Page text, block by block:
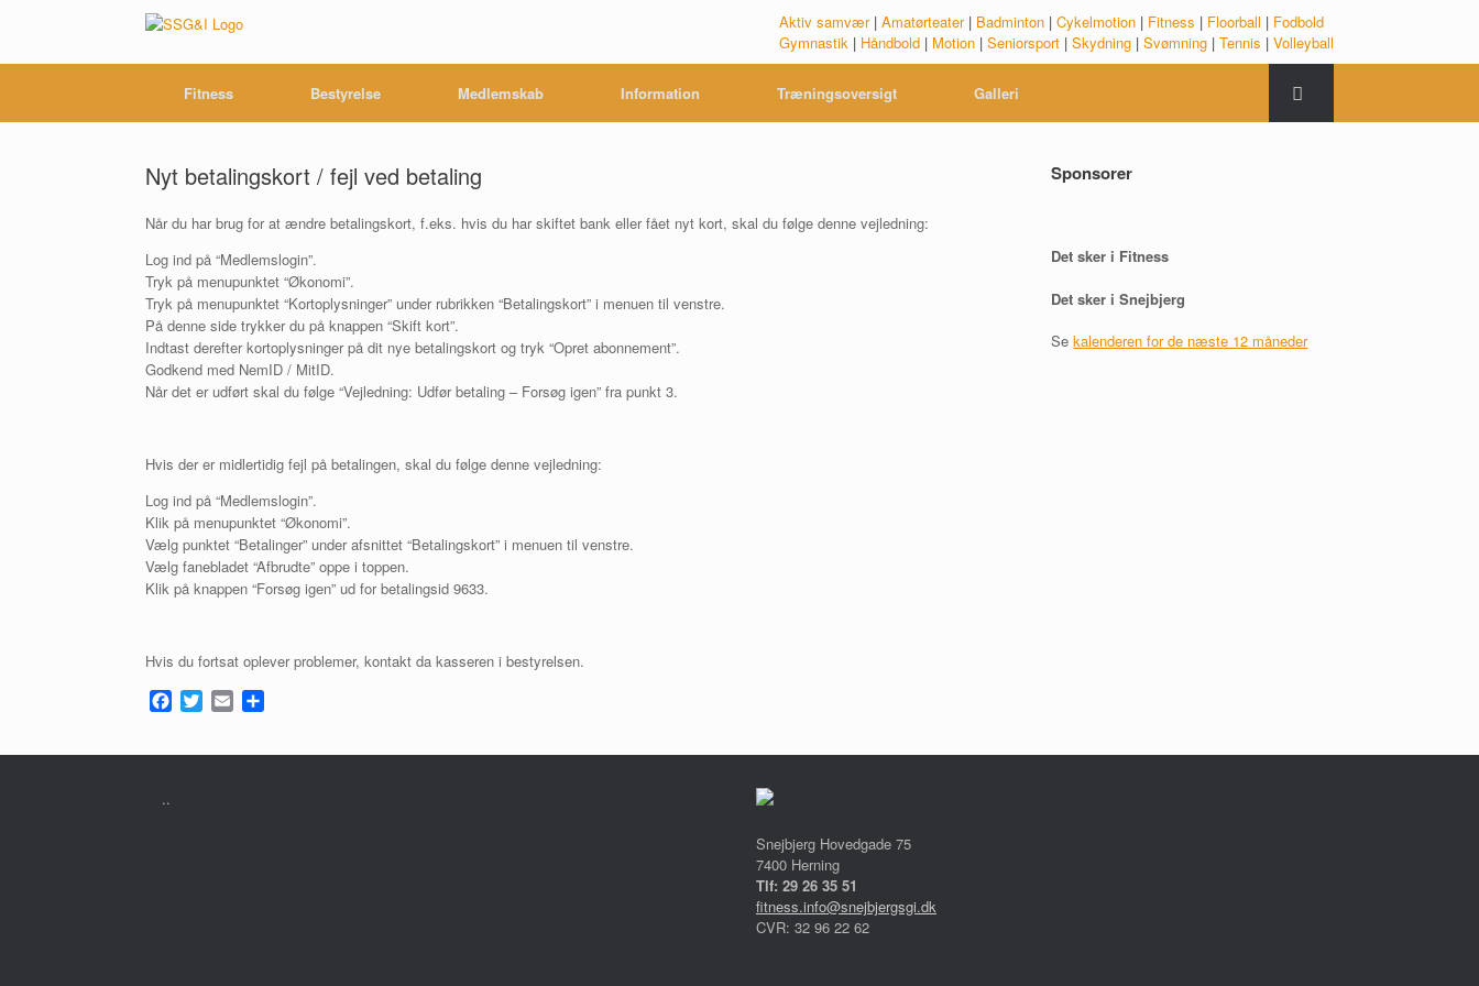
Aktiv samvær| Amatørteater| Badminton | Cykelmotion | Fitness | Floorball | Fodbold
Gymnastik | Håndbold | Motion | Seniorsport | Skydning | Svømning | Tennis | Volleyball
Fitness Bestyrelse Medlemskab Information Træningsoversigt Galleri
Nyt betalingskort / fejl ved betaling
Når du har brug for at ændre betalingskort, f.eks. hvis du har skiftet bank eller fået nyt kort, skal du følge denne vejledning:
Log ind på “Medlemslogin”.
Tryk på menupunktet “Økonomi”.
Tryk på menupunktet “Kortoplysninger” under rubrikken “Betalingskort” i menuen til venstre.
På denne side trykker du på knappen “Skift kort”.
Indtast derefter kortoplysninger på dit nye betalingskort og tryk “Opret abonnement”.
Godkend med NemID / MitID.
Når det er udført skal du følge “Vejledning: Udfør betaling – Forsøg igen” fra punkt 3.
Hvis der er midlertidig fejl på betalingen, skal du følge denne vejledning:
Log ind på “Medlemslogin”.
Klik på menupunktet “Økonomi”.
Vælg punktet “Betalinger” under afsnittet “Betalingskort” i menuen til venstre.
Vælg fanebladet “Afbrudte” oppe i toppen.
Klik på knappen “Forsøg igen” ud for betalingsid 9633.
Hvis du fortsat oplever problemer, kontakt da kasseren i bestyrelsen.
F
T
E
Sponsorer
Det sker i Fitness
Det sker i Snejbjerg
Sekalenderen for de næste 12 måneder
..
Snejbjerg Hovedgade 75
7400 Herning
Tlf: 29 26 35 51
fitness.info@snejbjergsgi.dk
CVR: 32 96 22 62